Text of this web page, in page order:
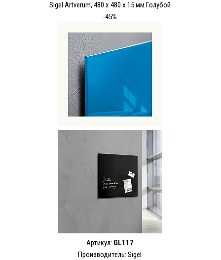
Sigel Аrtverum, 480 x 480 x 15 мм Голубой
-45%
Артикул: GL117
Производитель: Sigel